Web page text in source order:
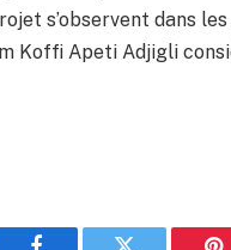
s’observent dans
Koffi Apeti Adjigli